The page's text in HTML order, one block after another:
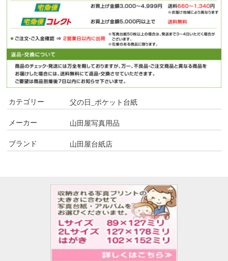
カテゴリー 父の日_ポケット台紙
メーカー 山田屋写真用品
ブランド 山田屋台紙店